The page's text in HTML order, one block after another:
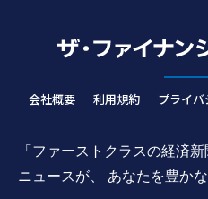
会社概要 利用規約 プライ
「ファーストクラスの経済
ニュースが、 あなたを豊か